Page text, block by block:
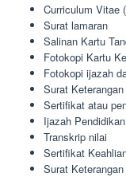
Curriculum Vitae
Surat lamaran
Salinan Kartu
Fotokopi Kartu
Fotokopi ijazah
Surat
Sertifikat atau
Ijazah
Transkrip nilai
Sertifikat
Surat